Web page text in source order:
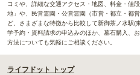
コミや、詳細な交通アクセス・地図、料金・値
地」や、民営霊園・公営霊園（市営・都立・都
ど、さまざまな特徴から比較して新御茶ノ水駅(
学予約・資料請求の申込みのほか、墓石購入、
方法についても気軽にご相談ください。
ライフドット トップ